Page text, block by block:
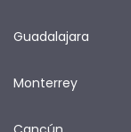
Guadalajara
Monterrey